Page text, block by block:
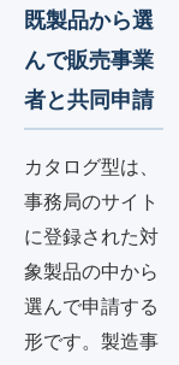
既製品から選
んで販売事業
者と共同申請
カタログ型は、
事務局のサイト
に登録された対
象製品の中から
選んで申請する
形です。製造事